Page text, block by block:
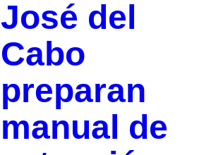
José del
Cabo
preparan
manual de